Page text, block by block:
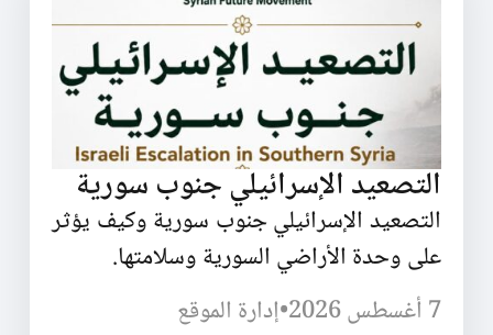
التصعيد الإسرائيلي جنوب سورية
التصعيد الإسرائيلي جنوب سورية وكيف يؤثر
على وحدة الأراضي السورية وسلامتها.
7 أغسطس 2026
•إدارة الموقع